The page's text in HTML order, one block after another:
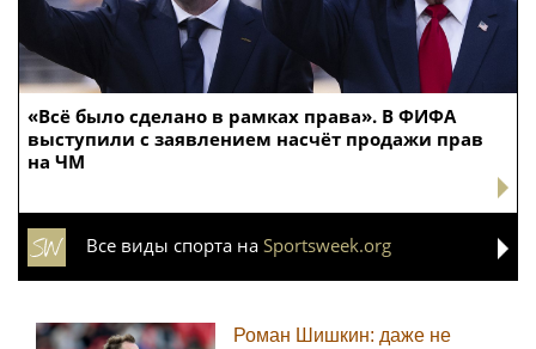
«Всё было сделано в рамках права». В ФИФА
выступили с заявлением насчёт продажи прав
на ЧМ
Все виды спорта на Sportsweek.org
Роман Шишкин: даже не